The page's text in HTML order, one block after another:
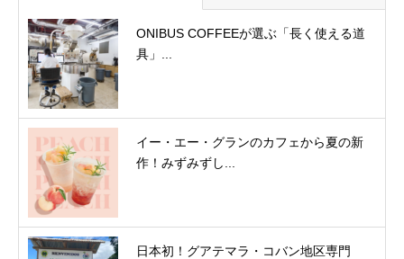
ONIBUS COFFEEが選ぶ「長く使える道
具」...
イー・エー・グランのカフェから夏の新
作！みずみずし...
日本初！グアテマラ・コバン地区専門